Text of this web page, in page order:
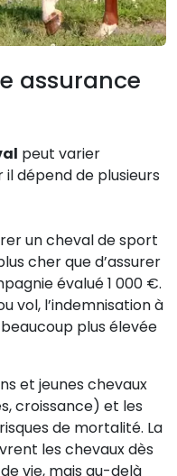
assurance
peut varier
dépend de plusieurs
un cheval de sport
cher que d’assurer
évalué 1 000 €.
vol, l’indemnisation à
plus élevée
et jeunes chevaux
croissance) et les
de mortalité. La
les chevaux dès
de vie, mais au-delà